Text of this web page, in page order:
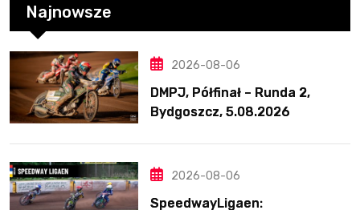
Najnowsze
2026-08-06
DMPJ, Półfinał – Runda 2,
Bydgoszcz, 5.08.2026
2026-08-06
SpeedwayLigaen: